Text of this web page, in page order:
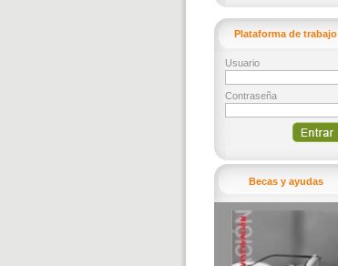
Plataforma de trabajo
Usuario
Contraseña
Becas y ayudas